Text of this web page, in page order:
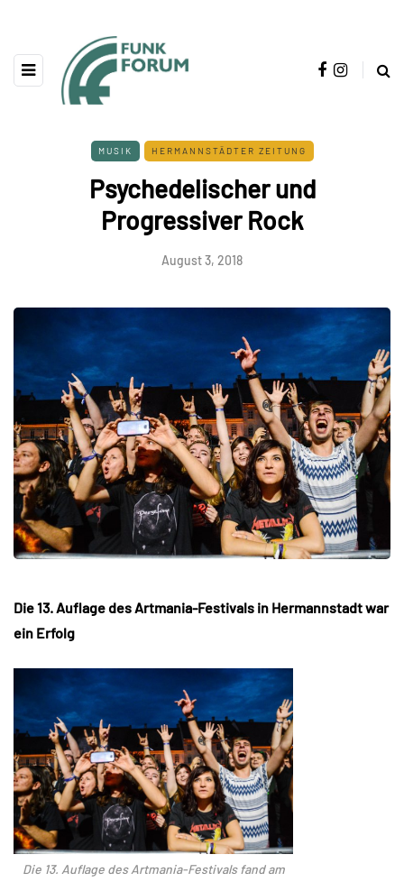
MUSIK HERMANNSTÄDTER ZEITUNG
Psychedelischer und
Progressiver Rock
August 3, 2018
Die 13. Auflage des Artmania-Festivals in Hermannstadt war
ein Erfolg
Die 13. Auflage des Artmania-Festivals fand am